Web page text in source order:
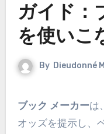
ガイド：
を使いこ
By Dieudonné
ブック メーカーは
オッズを提示し、